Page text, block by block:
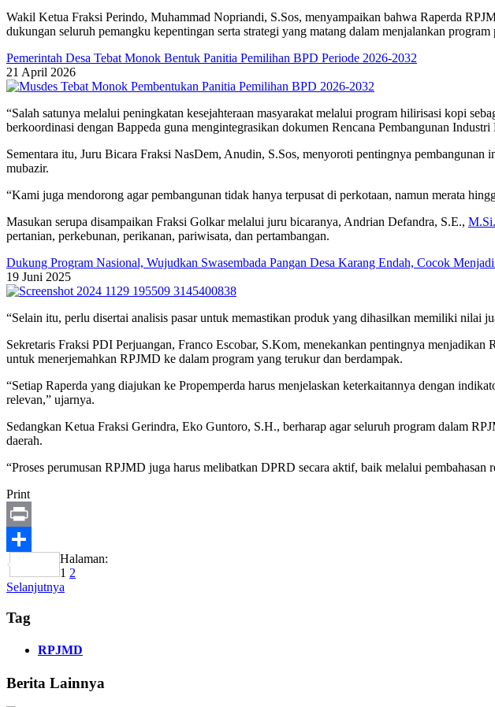
Wakil Ketua Fraksi Perindo, Muhammad Nopriandi, S.Sos, menyampaikan bahwa Raperda
dukungan seluruh pemangku kepentingan serta strategi yang matang dalam menjalankan program
Pemerintah Desa Tebat Monok Bentuk Panitia Pemilihan BPD Periode 2026-2032
21 April 2026
“Salah satunya melalui peningkatan kesejahteraan masyarakat melalui program hilirisasi kopi
berkoordinasi dengan Bappeda guna mengintegrasikan dokumen Rencana Pembangunan
Sementara itu, Juru Bicara Fraksi NasDem, Anudin, S.Sos, menyoroti pentingnya pembangunan
mubazir.
“Kami juga mendorong agar pembangunan tidak hanya terpusat di perkotaan, namun merata
Masukan serupa disampaikan Fraksi Golkar melalui juru bicaranya, Andrian Defandra, S.E., M.Si.
pertanian, perkebunan, perikanan, pariwisata, dan pertambangan.
Dukung Program Nasional, Wujudkan Swasembada Pangan Desa Karang Endah, Cocok
19 Juni 2025
“Selain itu, perlu disertai analisis pasar untuk memastikan produk yang dihasilkan memiliki nilai
Sekretaris Fraksi PDI Perjuangan, Franco Escobar, S.Kom, menekankan pentingnya
untuk menerjemahkan RPJMD ke dalam program yang terukur dan berdampak.
“Setiap Raperda yang diajukan ke Propemperda harus menjelaskan keterkaitannya dengan
relevan,” ujarnya.
Sedangkan Ketua Fraksi Gerindra, Eko Guntoro, S.H., berharap agar seluruh program dalam
daerah.
“Proses perumusan RPJMD juga harus melibatkan DPRD secara aktif, baik melalui pembahasan
Print
Print
Share
Halaman:
1 2
Selanjutnya
Tag
RPJMD
Berita Lainnya